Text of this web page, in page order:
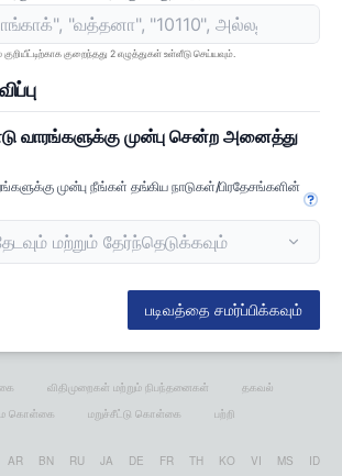
குறைந்தது 2 எழுத்துகள் உள்ளீடு செய்யவும்.
வாரங்களுக்கு முன்பு சென்ற அனைத்து
முன்பு நீங்கள் தங்கிய நாடுகள்/பிரதேசங்களின்
படிவத்தை சமர்ப்பிக்கவும்
விதிமுறைகள் மற்றும் நிபந்தனைகள்
தகவல்
கொள்கை
மறுச்சீட்டு கொள்கை பற்றி
AR BN RU JA DE FR TH KO VI MS ID